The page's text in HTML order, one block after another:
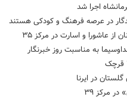
در عرصه فرهنگ و کودکی هستند
از عاشورا و اسارت در مرکز ۳۵
به مناسبت روز خبرنگار
در ایرنا
مرکز ۳۹